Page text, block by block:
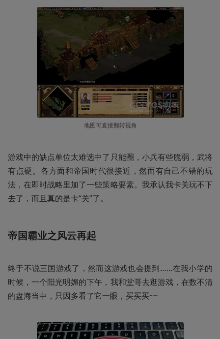
地图可直接翻转视角
游戏中的缺点单位太难选中了只能圈，小兵有些脆弱，武将
有点硬。各方面和帝国时代很接近，然而有自己不错的玩
法，在即时战略里加了一些策略要素。我承认我卡关玩不下
去了，而且真的是卡“关”了。
帝国霸业之风云再起
终于不说三国游戏了，然而这游戏也会提到……在我小学的
时候，一个阳光明媚的下午，我和堂哥去逛游戏，在数不清
的盘海当中，只因多看了它一眼，买买买~~